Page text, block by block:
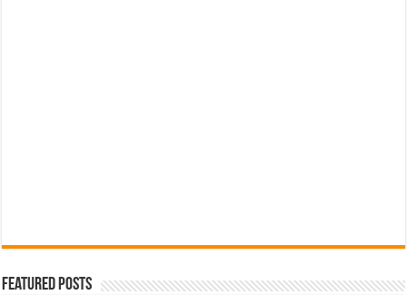
Featured Posts